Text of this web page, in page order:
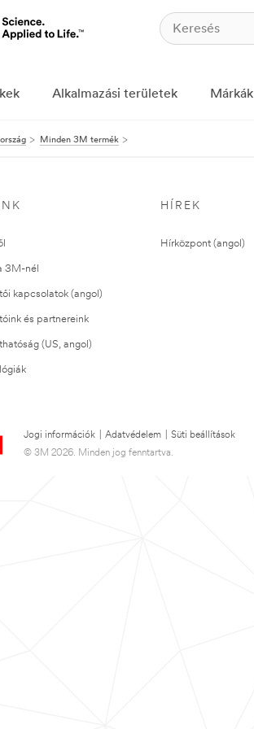
Alkalmazási területek Márkák
Minden 3M termék
3M-nél
kapcsolatok (angol)
és partnereink
(US, angol)
HÍREK
Hírközpont (angol)
Jogi információk Adatvédelem
Süti beállítások
© 3M 2026. Minden jog fenntartva.